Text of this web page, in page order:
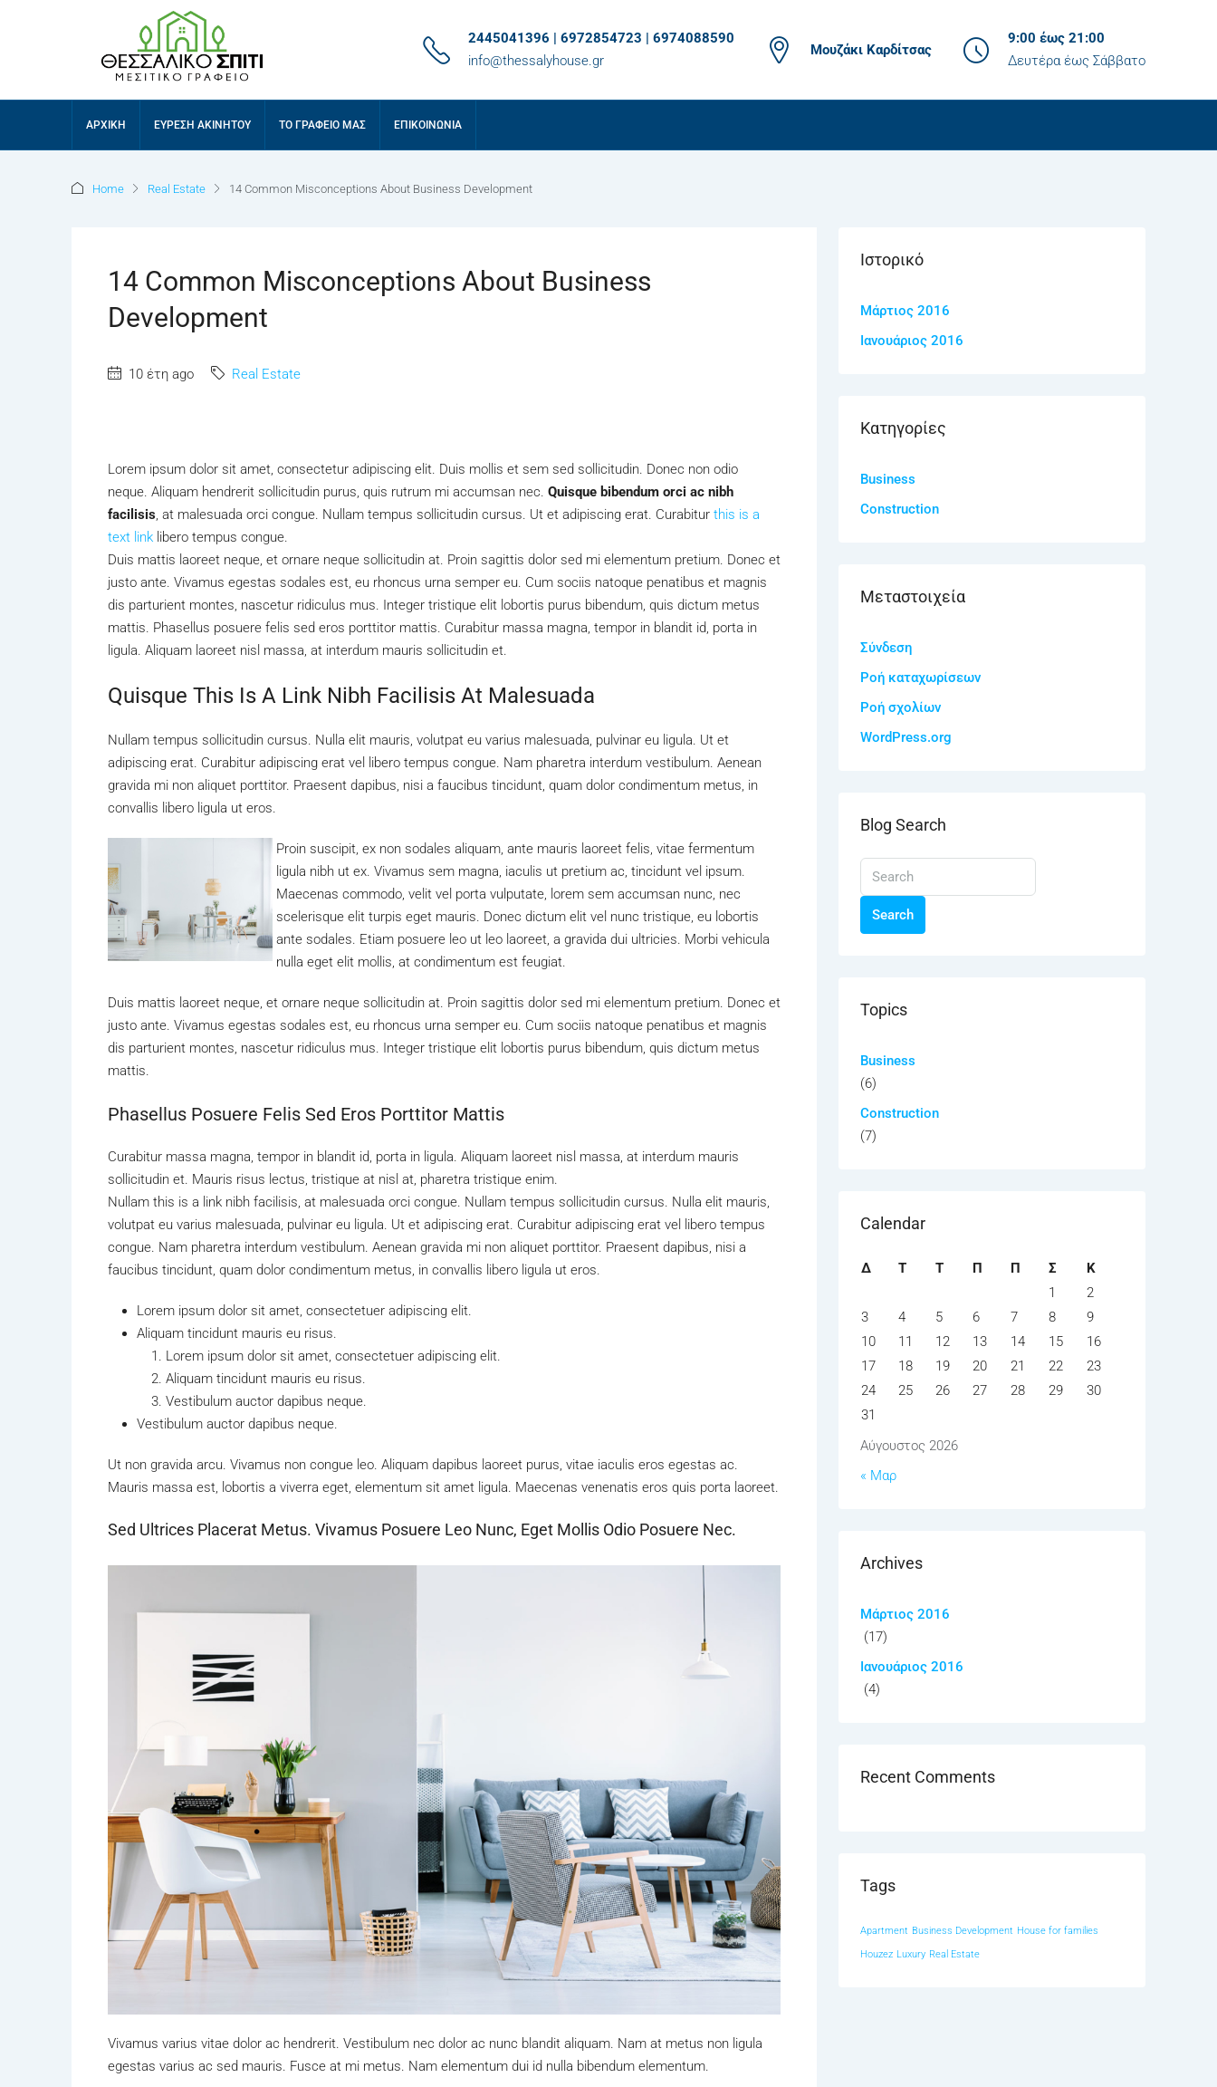
2445041396 | 6972854723 | 6974088590
info@thessalyhouse.gr
Μουζάκι Καρδίτσας
9:00 έως 21:00
Δευτέρα έως Σάββατο
ΑΡΧΙΚΉ ΕΎΡΕΣΗ ΑΚΙΝΉΤΟΥ ΤΟ ΓΡΑΦΕΊΟ ΜΑΣ ΕΠΙΚΟΙΝΩΝΊΑ
Home Real Estate 14 Common Misconceptions About Business Development
14 Common Misconceptions About Business
Development
10 έτη ago Real Estate
Lorem ipsum dolor sit amet, consectetur adipiscing elit. Duis mollis et sem sed sollicitudin. Donec non odio
neque. Aliquam hendrerit sollicitudin purus, quis rutrum mi accumsan nec. Quisque bibendum orci ac nibh
facilisis, at malesuada orci congue. Nullam tempus sollicitudin cursus. Ut et adipiscing erat. Curabitur this is a
text link libero tempus congue.
Duis mattis laoreet neque, et ornare neque sollicitudin at. Proin sagittis dolor sed mi elementum pretium. Donec et
justo ante. Vivamus egestas sodales est, eu rhoncus urna semper eu. Cum sociis natoque penatibus et magnis
dis parturient montes, nascetur ridiculus mus. Integer tristique elit lobortis purus bibendum, quis dictum metus
mattis. Phasellus posuere felis sed eros porttitor mattis. Curabitur massa magna, tempor in blandit id, porta in
ligula. Aliquam laoreet nisl massa, at interdum mauris sollicitudin et.
Quisque This Is A Link Nibh Facilisis At Malesuada
Nullam tempus sollicitudin cursus. Nulla elit mauris, volutpat eu varius malesuada, pulvinar eu ligula. Ut et
adipiscing erat. Curabitur adipiscing erat vel libero tempus congue. Nam pharetra interdum vestibulum. Aenean
gravida mi non aliquet porttitor. Praesent dapibus, nisi a faucibus tincidunt, quam dolor condimentum metus, in
convallis libero ligula ut eros.
Proin suscipit, ex non sodales aliquam, ante mauris laoreet felis, vitae fermentum
ligula nibh ut ex. Vivamus sem magna, iaculis ut pretium ac, tincidunt vel ipsum.
Maecenas commodo, velit vel porta vulputate, lorem sem accumsan nunc, nec
scelerisque elit turpis eget mauris. Donec dictum elit vel nunc tristique, eu lobortis
ante sodales. Etiam posuere leo ut leo laoreet, a gravida dui ultricies. Morbi vehicula
nulla eget elit mollis, at condimentum est feugiat.
Duis mattis laoreet neque, et ornare neque sollicitudin at. Proin sagittis dolor sed mi elementum pretium. Donec et
justo ante. Vivamus egestas sodales est, eu rhoncus urna semper eu. Cum sociis natoque penatibus et magnis
dis parturient montes, nascetur ridiculus mus. Integer tristique elit lobortis purus bibendum, quis dictum metus
mattis.
Phasellus Posuere Felis Sed Eros Porttitor Mattis
Curabitur massa magna, tempor in blandit id, porta in ligula. Aliquam laoreet nisl massa, at interdum mauris
sollicitudin et. Mauris risus lectus, tristique at nisl at, pharetra tristique enim.
Nullam this is a link nibh facilisis, at malesuada orci congue. Nullam tempus sollicitudin cursus. Nulla elit mauris,
volutpat eu varius malesuada, pulvinar eu ligula. Ut et adipiscing erat. Curabitur adipiscing erat vel libero tempus
congue. Nam pharetra interdum vestibulum. Aenean gravida mi non aliquet porttitor. Praesent dapibus, nisi a
faucibus tincidunt, quam dolor condimentum metus, in convallis libero ligula ut eros.
Lorem ipsum dolor sit amet, consectetuer adipiscing elit.
Aliquam tincidunt mauris eu risus.
Lorem ipsum dolor sit amet, consectetuer adipiscing elit.
Aliquam tincidunt mauris eu risus.
Vestibulum auctor dapibus neque.
Vestibulum auctor dapibus neque.
Ut non gravida arcu. Vivamus non congue leo. Aliquam dapibus laoreet purus, vitae iaculis eros egestas ac.
Mauris massa est, lobortis a viverra eget, elementum sit amet ligula. Maecenas venenatis eros quis porta laoreet.
Sed Ultrices Placerat Metus. Vivamus Posuere Leo Nunc, Eget Mollis Odio Posuere Nec.
Vivamus varius vitae dolor ac hendrerit. Vestibulum nec dolor ac nunc blandit aliquam. Nam at metus non ligula
egestas varius ac sed mauris. Fusce at mi metus. Nam elementum dui id nulla bibendum elementum.
Ιστορικό
Μάρτιος 2016
Ιανουάριος 2016
Kατηγορίες
Business
Construction
Μεταστοιχεία
Σύνδεση
Ροή καταχωρίσεων
Ροή σχολίων
WordPress.org
Blog Search
Search
Topics
Business
(6)
Construction
(7)
Calendar
Αύγουστος 2026
Δ Τ Τ Π Π Σ
Κ
1
2
3
4 5 6 7 8
9
10
11 12 13 14 15
16
17
18 19 20 21 22
23
24
25 26 27 28 29
30
31
« Μαρ
Archives
Μάρτιος 2016
(17)
Ιανουάριος 2016
(4)
Recent Comments
Tags
Apartment Business Development House for families
Houzez Luxury Real Estate